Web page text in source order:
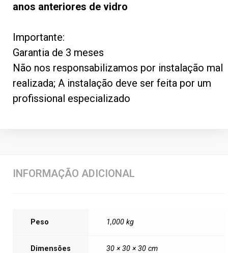
anos anteriores de vidro
Importante:
Garantia de 3 meses
Não nos responsabilizamos por instalação mal
realizada; A instalação deve ser feita por um
profissional especializado
INFORMAÇÃO ADICIONAL
Peso 1,000 kg
Dimensões 30 × 30 × 30 cm